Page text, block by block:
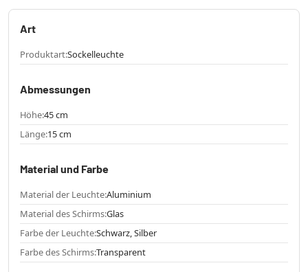
Art
Produktart:Sockelleuchte
Abmessungen
Höhe:45 cm
Länge:15 cm
Material und Farbe
Material der Leuchte:Aluminium
Material des Schirms:Glas
Farbe der Leuchte:Schwarz, Silber
Farbe des Schirms:Transparent